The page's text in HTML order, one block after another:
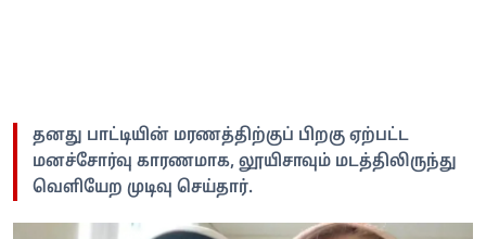
தனது பாட்டியின் மரணத்திற்குப் பிறகு ஏற்பட்ட
மனச்சோர்வு காரணமாக, லூயிசாவும் மடத்திலிருந்து
வெளியேற முடிவு செய்தார்.